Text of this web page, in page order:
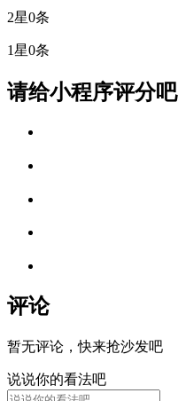
2星0条
1星0条
请给小程序评分吧
评论
暂无评论，快来抢沙发吧
说说你的看法吧